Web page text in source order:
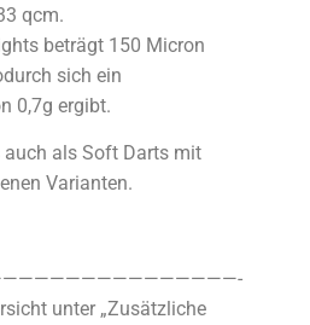
qcm.
beträgt 150 Micron
sich ein
0,7g ergibt.
auch als Soft Darts mit
Varianten.
unter „Zusätzliche